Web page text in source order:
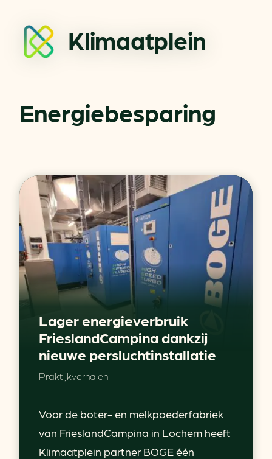
Klimaatplein
Energiebesparing
Lager energieverbruik
FrieslandCampina dankzij
nieuwe persluchtinstallatie
Praktijkverhalen
Voor de boter- en melkpoederfabriek
van FrieslandCampina in Lochem heeft
Klimaatplein partner BOGE één